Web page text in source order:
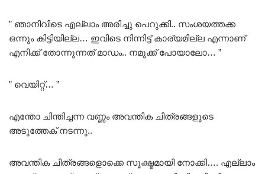
” ഞാനിവിടെ എല്ലാം അരിച്ചു പെറുക്കി.. സംശയത്തക്ക
ഒന്നും കിട്ടിയില്ല… ഇവിടെ നിന്നിട്ട് കാര്യമില്ല എന്നാണ്
എനിക്ക് തോന്നുന്നത് മാഡം.. നമുക്ക് പോയാലോ… ”
” വെയിറ്റ്… ”
എന്തോ ചിന്തിച്ചന്ന വണ്ണം അവന്തിക ചിത്രങ്ങളുടെ
അടുത്തേക് നടന്നു..
അവന്തിക ചിത്രങ്ങളൊക്കെ സൂക്ഷ്മമായി നോക്കി…. എല്ലാം